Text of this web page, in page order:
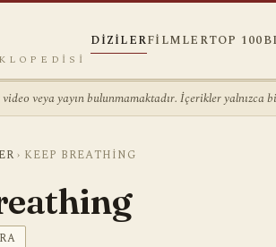
DIZILERFILMLERTOP 100
veya yayın bulunmamaktadır. İçerikler yalnızca
› KEEP BREATHING